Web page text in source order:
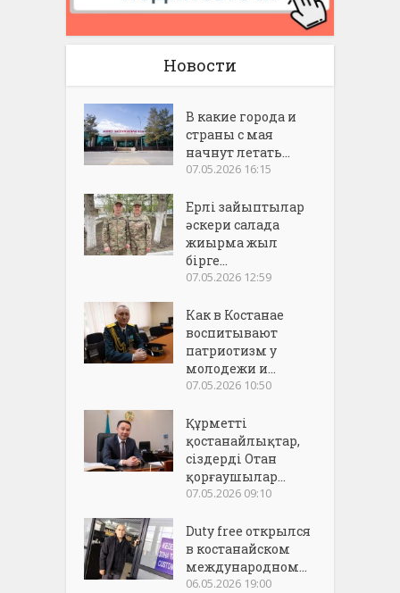
Новости
В какие города и
страны с мая
начнут летать...
07.05.2026 16:15
Ерлі зайыптылар
әскери салада
жиырма жыл
бірге...
07.05.2026 12:59
Как в Костанае
воспитывают
патриотизм у
молодежи и...
07.05.2026 10:50
Құрметті
қостанайлықтар,
сіздерді Отан
қорғаушылар...
07.05.2026 09:10
Duty free открылся
в костанайском
международном...
06.05.2026 19:00